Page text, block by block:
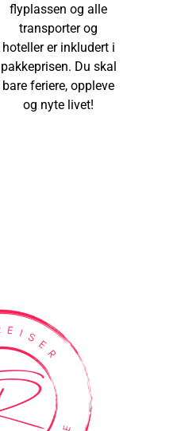
flyplassen og alle
transporter og
hoteller er inkludert i
pakkeprisen. Du skal
bare feriere, oppleve
og nyte livet!